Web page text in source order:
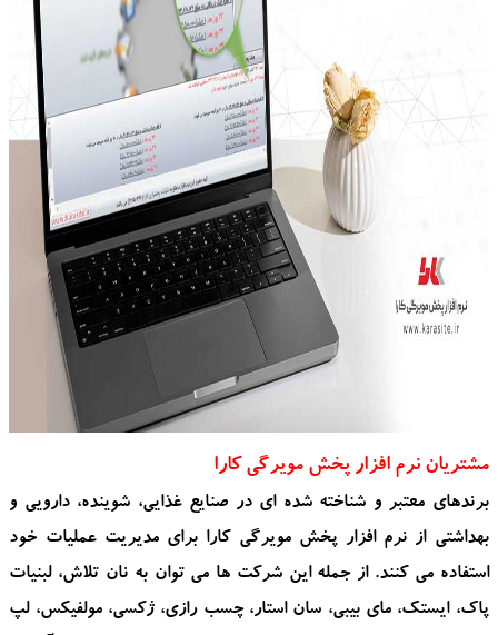
مشتریان نرم افزار پخش مویرگی کارا
برندهای معتبر و شناخته شده ای در صنایع غذایی، شوینده، دارویی و
بهداشتی از نرم افزار پخش مویرگی کارا برای مدیریت عملیات خود
استفاده می کنند. از جمله این شرکت ها می توان به نان تلاش، لبنیات
پاک، ایستک، مای بیبی، سان استار، چسب رازی، ژکسی، مولفیکس، لپ